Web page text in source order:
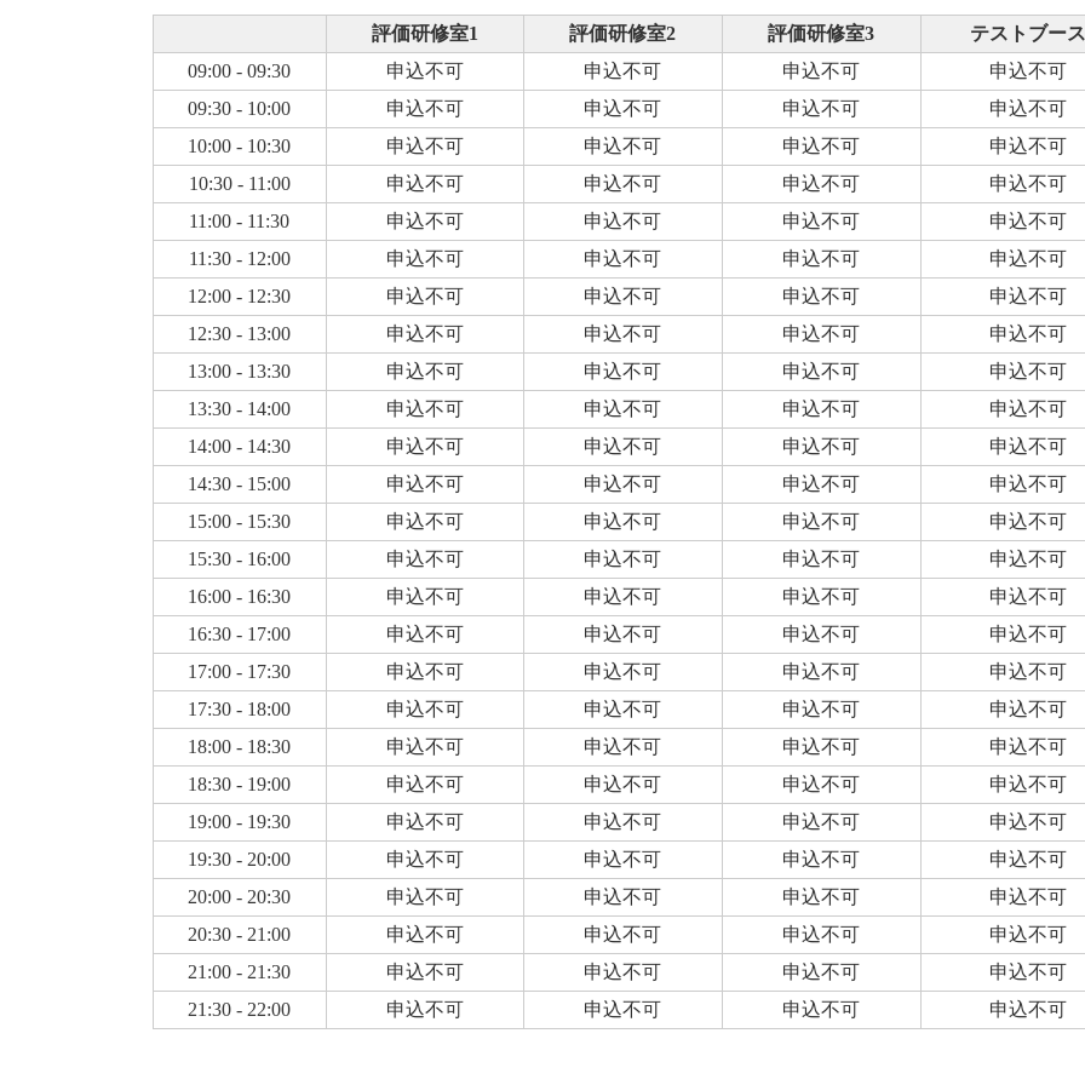
評価研修室1 評価研修室2 評価研修室3
テストブース
09:00 - 09:30
申込不可 申込不可 申込不可
申込不可
09:30 - 10:00
申込不可 申込不可 申込不可
申込不可
10:00 - 10:30
申込不可 申込不可 申込不可
申込不可
10:30 - 11:00
申込不可 申込不可 申込不可
申込不可
11:00 - 11:30
申込不可 申込不可 申込不可
申込不可
11:30 - 12:00
申込不可 申込不可 申込不可
申込不可
12:00 - 12:30
申込不可 申込不可 申込不可
申込不可
12:30 - 13:00
申込不可 申込不可 申込不可
申込不可
13:00 - 13:30
申込不可 申込不可 申込不可
申込不可
13:30 - 14:00
申込不可 申込不可 申込不可
申込不可
14:00 - 14:30
申込不可 申込不可 申込不可
申込不可
14:30 - 15:00
申込不可 申込不可 申込不可
申込不可
15:00 - 15:30
申込不可 申込不可 申込不可
申込不可
15:30 - 16:00
申込不可 申込不可 申込不可
申込不可
16:00 - 16:30
申込不可 申込不可 申込不可
申込不可
16:30 - 17:00
申込不可 申込不可 申込不可
申込不可
17:00 - 17:30
申込不可 申込不可 申込不可
申込不可
17:30 - 18:00
申込不可 申込不可 申込不可
申込不可
18:00 - 18:30
申込不可 申込不可 申込不可
申込不可
18:30 - 19:00
申込不可 申込不可 申込不可
申込不可
19:00 - 19:30
申込不可 申込不可 申込不可
申込不可
19:30 - 20:00
申込不可 申込不可 申込不可
申込不可
20:00 - 20:30
申込不可 申込不可 申込不可
申込不可
20:30 - 21:00
申込不可 申込不可 申込不可
申込不可
21:00 - 21:30
申込不可 申込不可 申込不可
申込不可
21:30 - 22:00
申込不可 申込不可 申込不可 申込不可